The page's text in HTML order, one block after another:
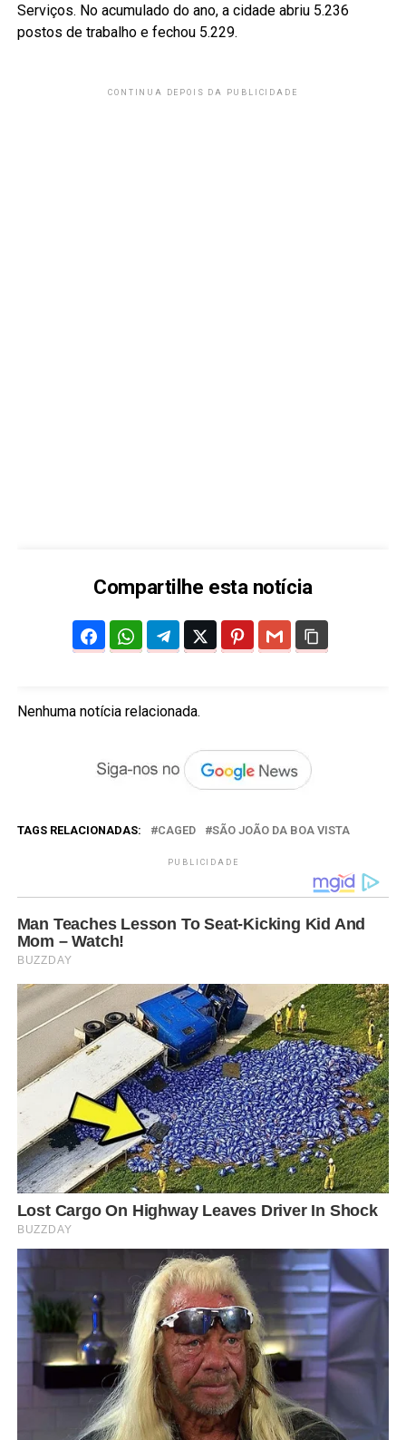
Serviços. No acumulado do ano, a cidade abriu 5.236
postos de trabalho e fechou 5.229.
CONTINUA DEPOIS DA PUBLICIDADE
Compartilhe esta notícia
Nenhuma notícia relacionada.
TAGS RELACIONADAS: CAGED SÃO JOÃO DA BOA VISTA
PUBLICIDADE